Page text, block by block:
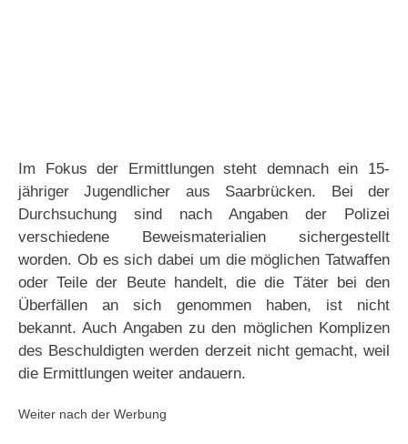
Im Fokus der Ermittlungen steht demnach ein 15-
jähriger Jugendlicher aus Saarbrücken. Bei der
Durchsuchung sind nach Angaben der Polizei
verschiedene Beweismaterialien sichergestellt
worden. Ob es sich dabei um die möglichen Tatwaffen
oder Teile der Beute handelt, die die Täter bei den
Überfällen an sich genommen haben, ist nicht
bekannt. Auch Angaben zu den möglichen Komplizen
des Beschuldigten werden derzeit nicht gemacht, weil
die Ermittlungen weiter andauern.
Weiter nach der Werbung